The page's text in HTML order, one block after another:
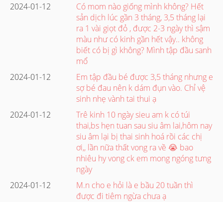
2024-01-12
Có mom nào giống mình không? Hết
sản dịch lúc gần 3 tháng, 3,5 tháng lại
ra 1 vài giọt đỏ , được 2-3 ngày thì sậm
màu như có kinh gần hết vậy.. không
biết có bị gì không? Mình tập đầu sanh
mổ
2024-01-12
Em tập đầu bé được 3,5 tháng nhưng e
sợ bé đau nên k dám đụn vào. Chỉ vệ
sinh nhẹ vành tai thui ạ
2024-01-12
Trê kinh 10 ngày sieu am k có túi
thai,bs hẹn tuan sau siu âm lai,hôm nay
siu âm lại bị thai sinh hoá rồi các chị
ơi,, lần nữa thất vong ra về 😭 bao
nhiêu hy vong ck em mong ngóng tưng
ngày
2024-01-12
M.n cho e hỏi là e bầu 20 tuần thì
được đi tiêm ngừa chưa ạ